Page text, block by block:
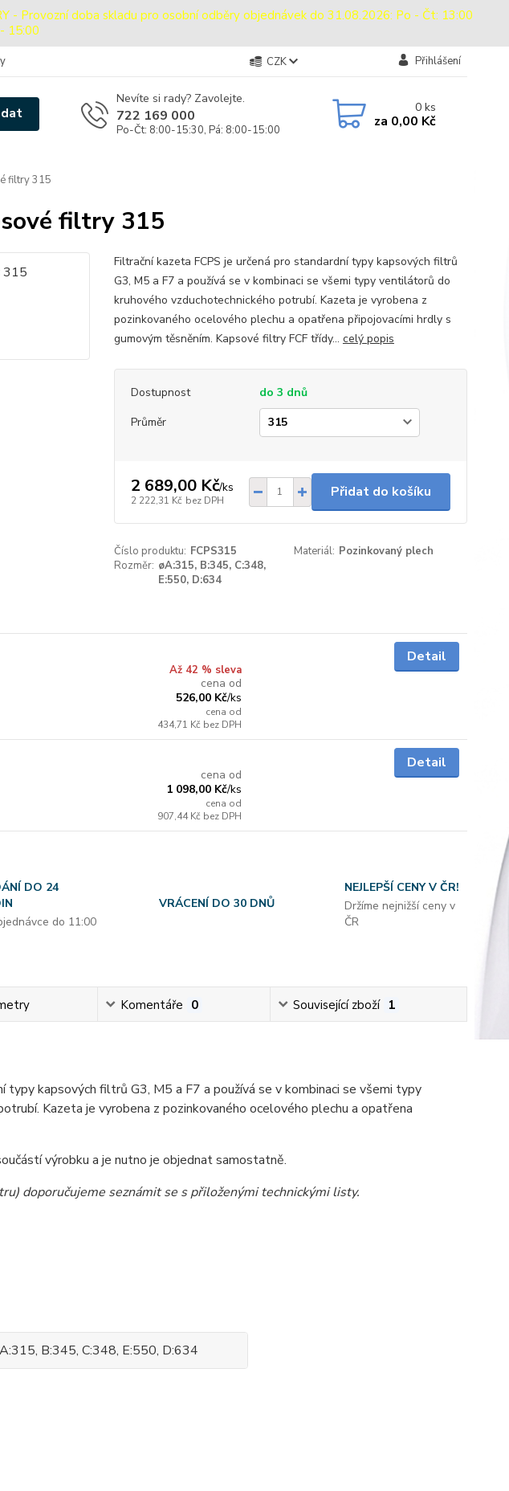
- Provozní doba skladu pro osobní odběry objednávek do 31.08.2026: Po - Čt: 13:00
15:00
CZK Přihlášení
Nevíte si rady? Zavolejte.
722 169 000
Po-Čt: 8:00-15:30, Pá: 8:00-15:00
0ks
za 0,00 Kč
filtry 315
filtry 315
Filtrační kazeta FCPS je určená pro standardní typy kapsových filtrů
G3, M5 a F7 a používá se v kombinaci se všemi typy ventilátorů do
kruhového vzduchotechnického potrubí. Kazeta je vyrobena z
pozinkovaného ocelového plechu a opatřena připojovacími hrdly s
gumovým těsněním. Kapsové filtry FCF třídy... celý popis
Dostupnost
do 3 dnů
Průměr
2 689,00 Kč/ks
2 222,31 Kč bez DPH
Přidat do košíku
Číslo produktu: FCPS315 Materiál: Pozinkovaný plech
Rozměr: øA:315, B:345, C:348,
E:550, D:634
Až 42 % sleva
cena od
526,00 Kč/ks
cena od
434,71 Kč bez DPH
Detail
cena od
1 098,00 Kč/ks
cena od
907,44 Kč bez DPH
Detail
DO 24
do 11:00
VRÁCENÍ DO 30 DNŮ
NEJLEPŠÍ CENY V ČR!
Držíme nejnižší ceny v
ČR
Komentáře 0 Související zboží 1
typy kapsových filtrů G3, M5 a F7 a používá se v kombinaci se všemi typy
Kazeta je vyrobena z pozinkovaného ocelového plechu a opatřena
výrobku a je nutno je objednat samostatně.
doporučujeme seznámit se s přiloženými technickými listy.
B:345, C:348, E:550, D:634